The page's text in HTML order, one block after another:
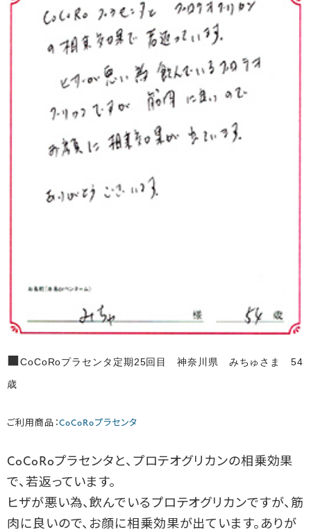
CoCoRoプラセンタ定期25回目 神奈川県 みちゅさま 54
歳
ご利用商品：CoCoRoプラセンタ
CoCoRoプラセンタと、プロテオグリカンの相乗効果
で、若返っています。
ヒザが悪い為、飲んでいるプロテオグリカンですが、筋
肉に良いので、お顔に相乗効果が出ています。ありが